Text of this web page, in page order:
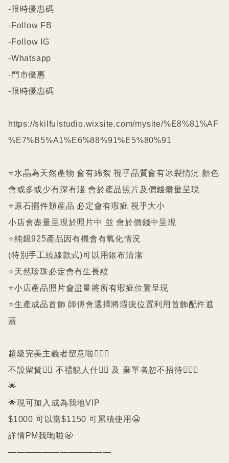
-限時優惠碼
-Follow FB
-Follow IG
-Whatsapp
-門市優惠
-限時優惠碼
https://skilfulstudio.wixsite.com/mysite/%E8%81%AF
%E7%B5%A1%E6%88%91%E5%80%91
⭐️水晶為天然產物 會有綿絮 視乎品質會有冰裂情況 顏色
會或多或少有深有淺 會於產品照片及價錢盡量呈現
⭐️原石擺件類産品 必定會有瑕疵 視乎大小
小店會盡量呈現於照片中 並 會於價錢中呈現
⭐️純銀925產品因有機會有氧化情況
(特別手工繞線款式)可以用銀布清潔
⭐️天然珍珠必定會有生長紋
⭐️小店產品照片會盡量將所有瑕疵位置呈現
⭐️生產成品首飾 師傅會選擇將瑕疵位置利用首飾配件遮
蓋
超級完美主義者留意啦🙇🏻‍♀️
不設留貨🙅‍♀️ 不禮貌人仕🙅‍♀️ 及 棄單者恕不招待🙇🏻‍♀️
🌟
🌟現可加入成為我地VIP
$1000 可以當$1150 可累積使用😬
詳情PM我哋啦😬
————————————